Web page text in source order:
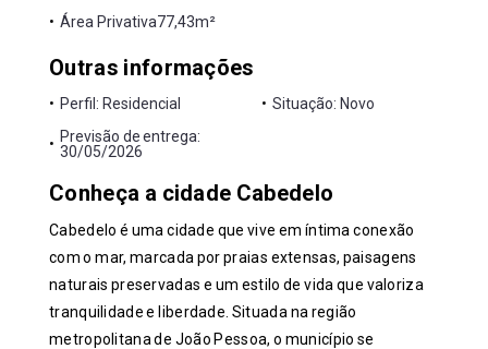
• Área Privativa77,43m²
Outras informações
• Perfil: Residencial • Situação: Novo
• Previsão de entrega:
30/05/2026
Conheça a cidade Cabedelo
Cabedelo é uma cidade que vive em íntima conexão
com o mar, marcada por praias extensas, paisagens
naturais preservadas e um estilo de vida que valoriza
tranquilidade e liberdade. Situada na região
metropolitana de João Pessoa, o município se